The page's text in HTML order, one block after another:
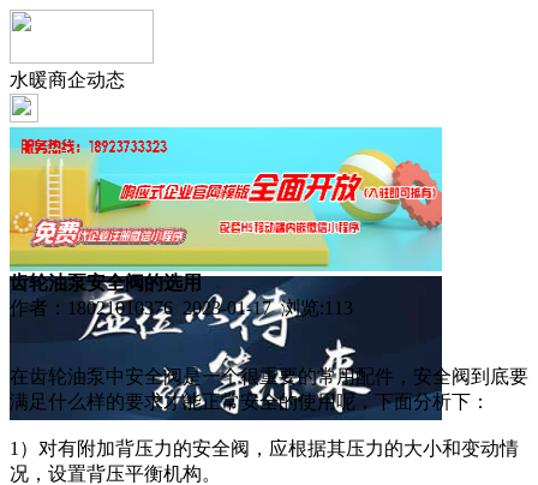
水暖商企动态
齿轮油泵安全阀的选用
作者：18021010376 2023-01-17 浏览:113
在齿轮油泵中安全阀是一个很重要的常用配件，安全阀到底要
满足什么样的要求才能正常安全的使用呢，下面分析下：
1）对有附加背压力的安全阀，应根据其压力的大小和变动情
况，设置背压平衡机构。